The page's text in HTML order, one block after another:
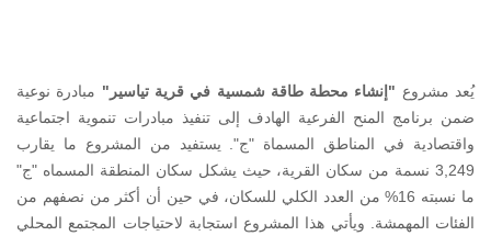
يُعد مشروع "إنشاء محطة طاقة شمسية في قرية تياسير" مبادرة نوعية
ضمن برنامج المنح الفرعية الهادف إلى تنفيذ مبادرات تنموية اجتماعية
واقتصادية في المناطق المسماة "ج". يستفيد من المشروع ما يقارب
3,249 نسمة من سكان القرية، حيث يشكل سكان المنطقة المسماه "ج"
ما نسبته 16% من العدد الكلي للسكان، في حين أن أكثر من نصفهم من
الفئات المهمشة. ويأتي هذا المشروع استجابة لاحتياجات المجتمع المحلي